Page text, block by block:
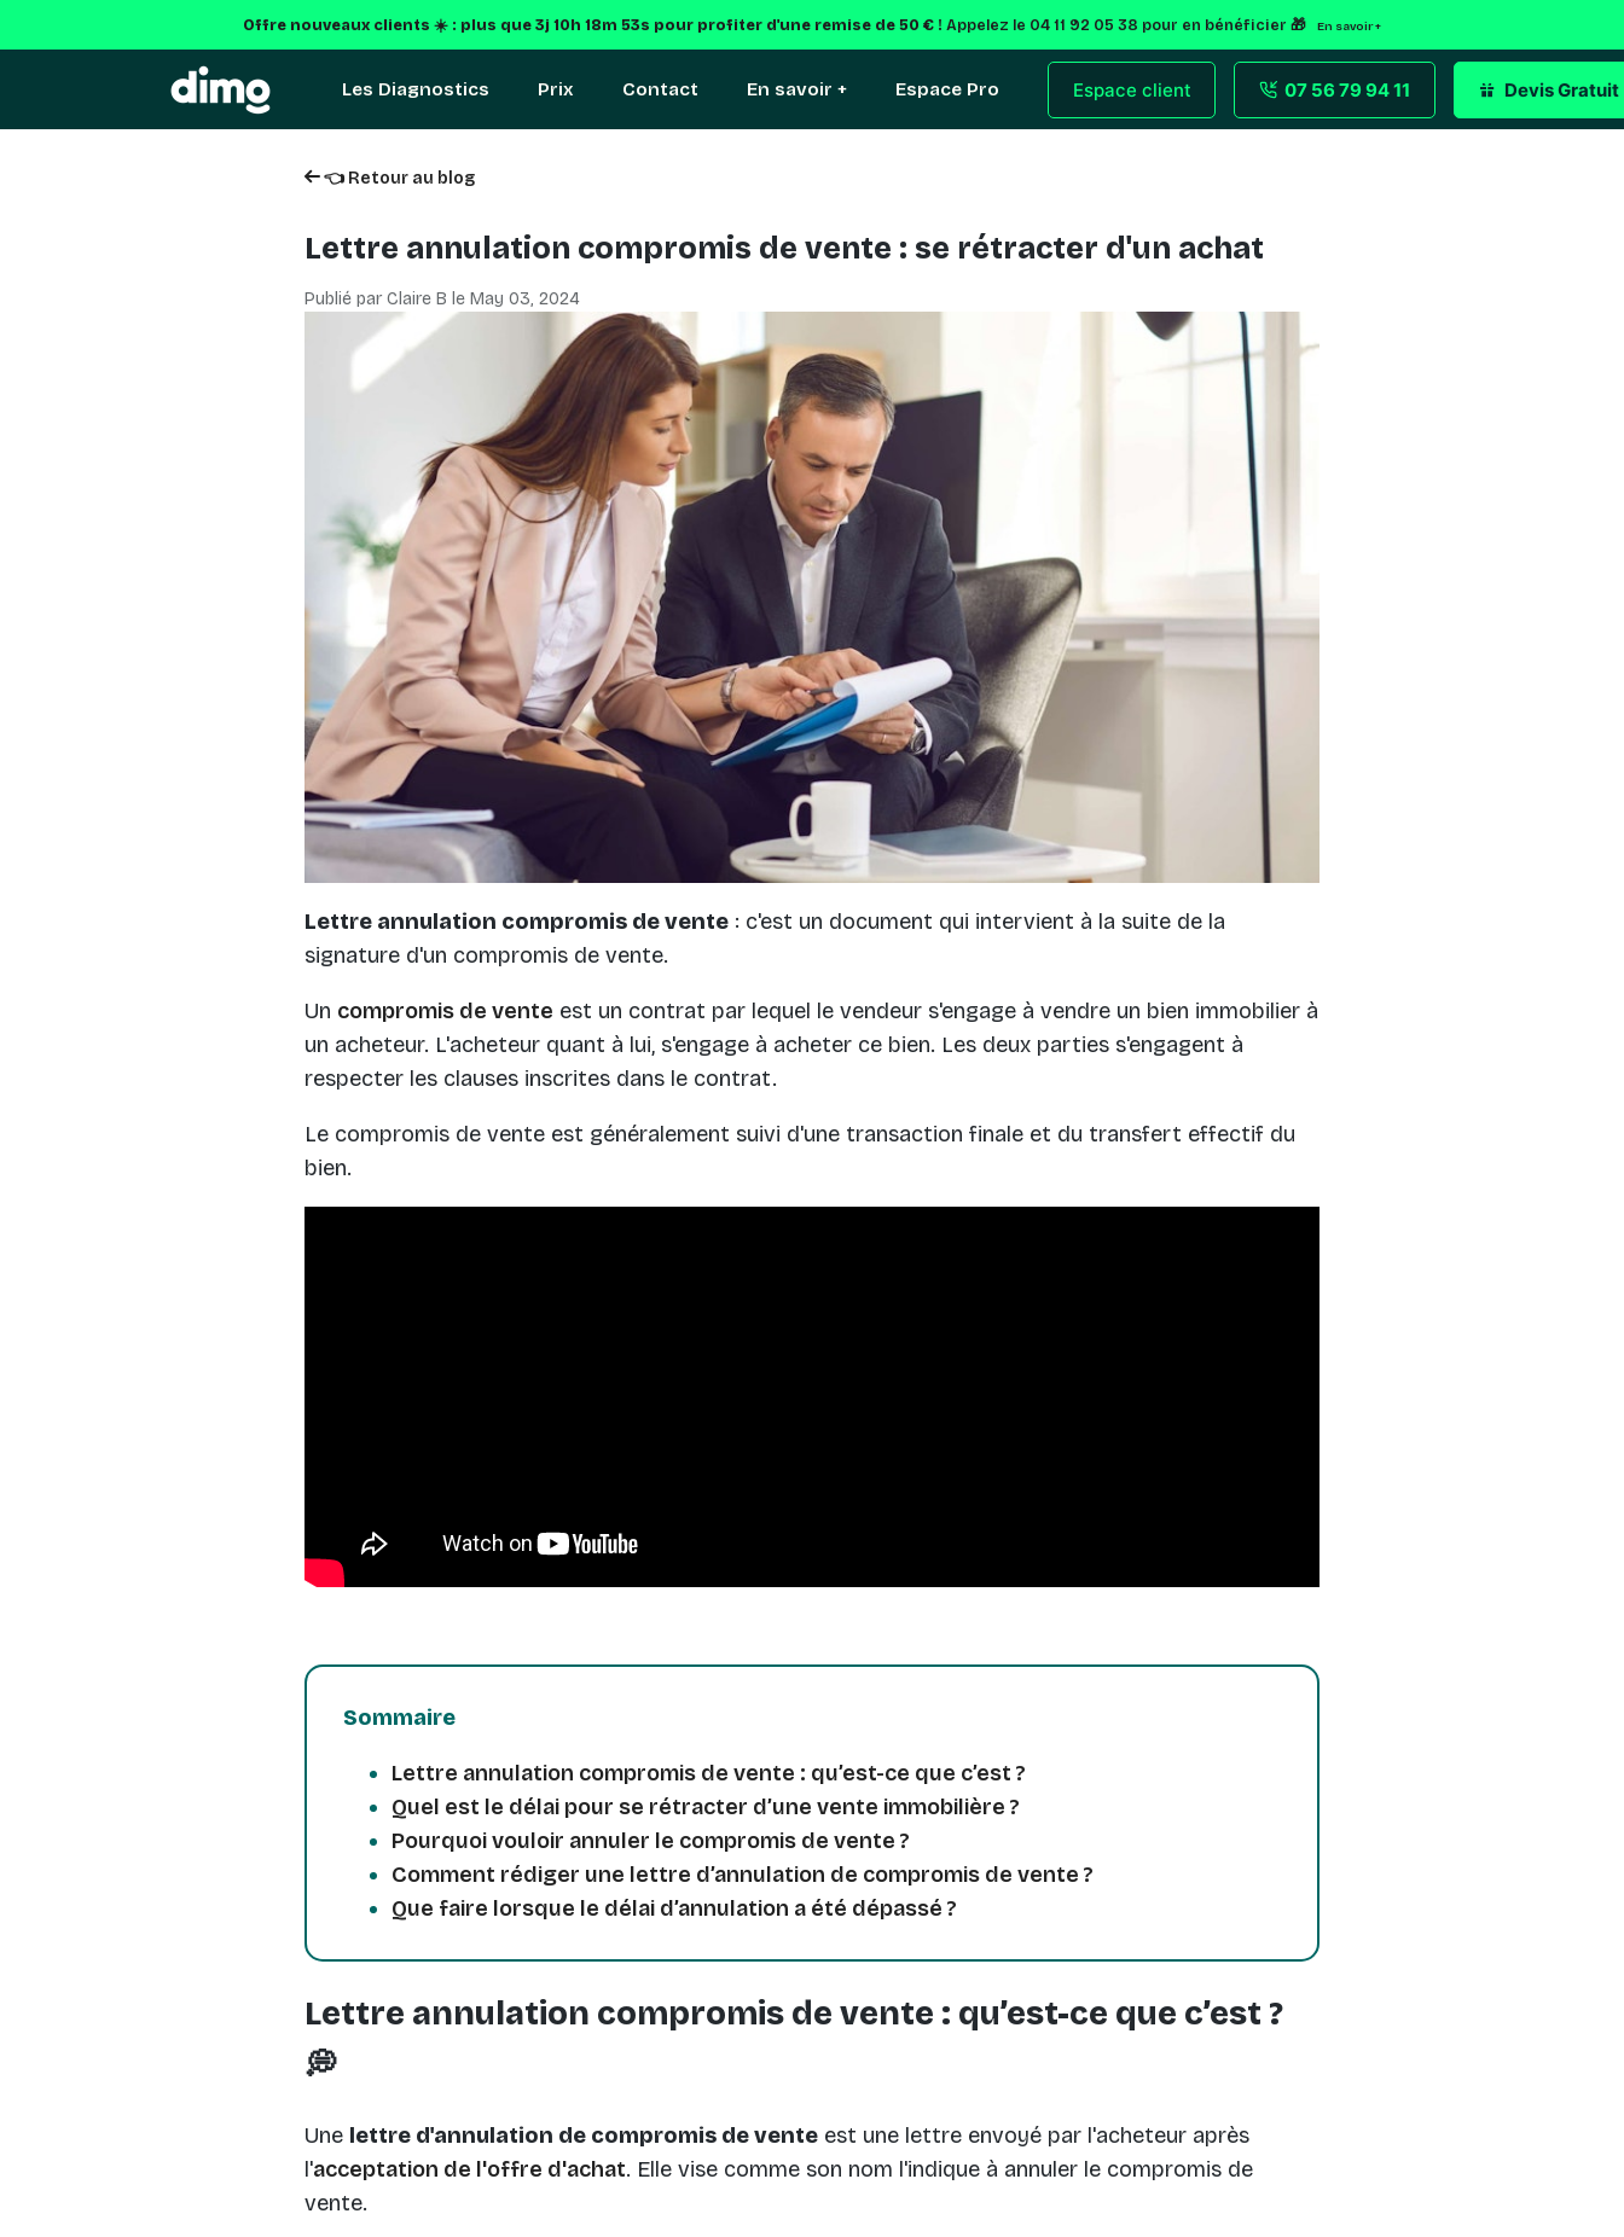
Offre nouveaux clients ☀️ : plus que 3j 10h 18m 52s pour profiter d'une remise de 50 € ! Appelez le 04 11 92 05 38 pour en bénéficier 🎁 En savoir +
Les Diagnostics Prix Contact En savoir + Espace Pro Espace client 07 56 79 94 11 Devis Gratuit
👈 Retour au blog
Lettre annulation compromis de vente : se rétracter d'un achat
Publié par Claire B le May 03, 2024
Lettre annulation compromis de vente : c'est un document qui intervient à la suite de la
signature d'un compromis de vente.
Un compromis de vente est un contrat par lequel le vendeur s'engage à vendre un bien immobilier à
un acheteur. L'acheteur quant à lui, s'engage à acheter ce bien. Les deux parties s'engagent à
respecter les clauses inscrites dans le contrat.
Le compromis de vente est généralement suivi d'une transaction finale et du transfert effectif du
bien.
Sommaire
Lettre annulation compromis de vente : qu’est-ce que c’est ?
Quel est le délai pour se rétracter d’une vente immobilière ?
Pourquoi vouloir annuler le compromis de vente ?
Comment rédiger une lettre d’annulation de compromis de vente ?
Que faire lorsque le délai d’annulation a été dépassé ?
Lettre annulation compromis de vente : qu’est-ce que c’est ?
💭
Une lettre d'annulation de compromis de vente est une lettre envoyé par l'acheteur après
l'acceptation de l'offre d'achat. Elle vise comme son nom l'indique à annuler le compromis de
vente.